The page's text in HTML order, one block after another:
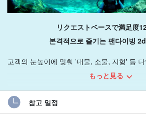
リクエストベースで満足度
본격적으로 즐기는 팬다이빙
고객의 눈높이에 맞춰 '대물, 소물, 지형' 등
고객의 요청에 최대한 대응하는
추천 포인트
もっと見る
참고 일정